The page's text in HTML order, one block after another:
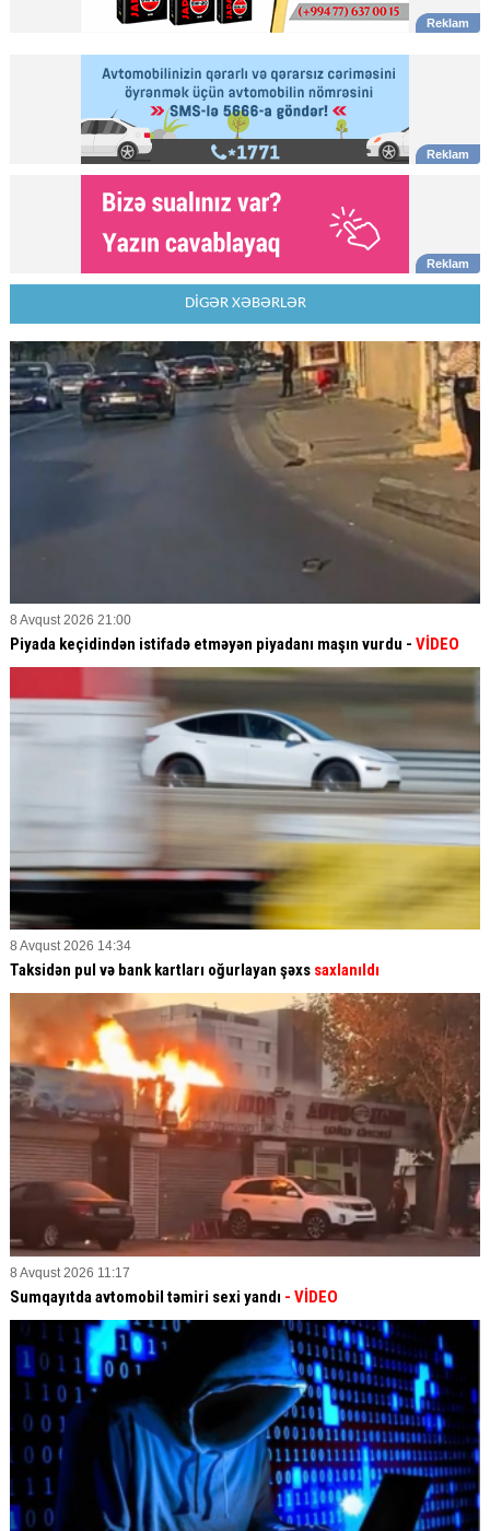
DİGƏR XƏBƏRLƏR
8 Avqust 2026 21:00
Piyada keçidindən istifadə etməyən piyadanı maşın vurdu - VİDEO
8 Avqust 2026 14:34
Taksidən pul və bank kartları oğurlayan şəxs saxlanıldı
8 Avqust 2026 11:17
Sumqayıtda avtomobil təmiri sexi yandı - VİDEO